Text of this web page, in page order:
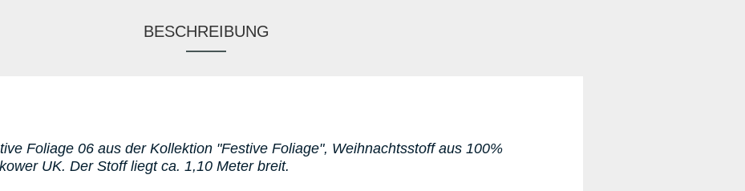
BESCHREIBUNG
Foliage 06 aus der Kollektion "Festive Foliage", Weihnachtsstoffaus 100%
UK. Der Stoff liegt ca. 1,10 Meter breit.